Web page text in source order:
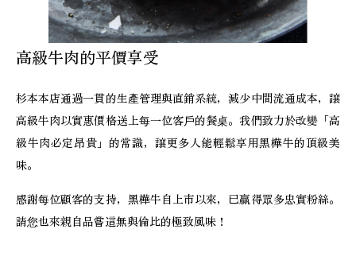
高級牛肉的平價享受
杉本本店通過一貫的生產管理與直銷系統，減少中間流通成本，讓
高級牛肉以實惠價格送上每一位客戶的餐桌。我們致力於改變「高
級牛肉必定昂貴」的常識，讓更多人能輕鬆享用黑樺牛的頂級美
味。
感謝每位顧客的支持，黑樺牛自上市以來，已贏得眾多忠實粉絲。
請您也來親自品嘗這無與倫比的極致風味！